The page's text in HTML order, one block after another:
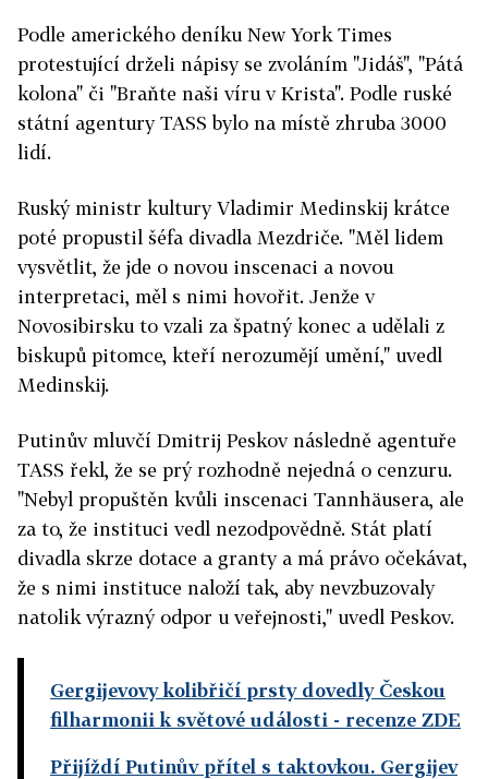
Podle amerického deníku New York Times
protestující drželi nápisy se zvoláním "Jidáš", "Pátá
kolona" či "Braňte naši víru v Krista". Podle ruské
státní agentury TASS bylo na místě zhruba 3000
lidí.
Ruský ministr kultury Vladimir Medinskij krátce
poté propustil šéfa divadla Mezdriče. "Měl lidem
vysvětlit, že jde o novou inscenaci a novou
interpretaci, měl s nimi hovořit. Jenže v
Novosibirsku to vzali za špatný konec a udělali z
biskupů pitomce, kteří nerozumějí umění," uvedl
Medinskij.
Putinův mluvčí Dmitrij Peskov následně agentuře
TASS řekl, že se prý rozhodně nejedná o cenzuru.
"Nebyl propuštěn kvůli inscenaci Tannhäusera, ale
za to, že instituci vedl nezodpovědně. Stát platí
divadla skrze dotace a granty a má právo očekávat,
že s nimi instituce naloží tak, aby nevzbuzovaly
natolik výrazný odpor u veřejnosti," uvedl Peskov.
Gergijevovy kolibřičí prsty dovedly Českou
filharmonii k světové události - recenze ZDE
Přijíždí Putinův přítel s taktovkou. Gergijev